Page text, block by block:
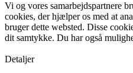
Vi og vores samarbejdspartnere
cookies, der hjælper os med at
bruger dette websted. Disse
dit samtykke. Du har også
Detaljer